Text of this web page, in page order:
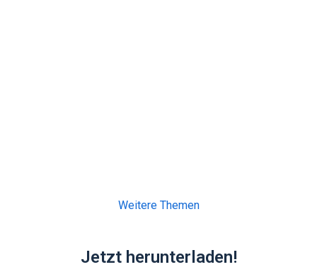
Weitere Themen
Jetzt herunterladen!